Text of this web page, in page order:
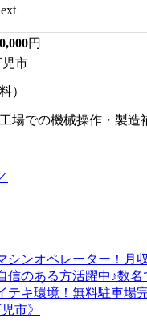
円
市
）
場での機械操作・製造